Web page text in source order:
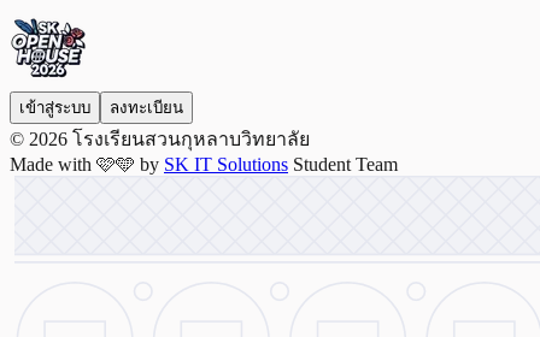
เข้าสู่ระบบ ลงทะเบียน
© 2026 โรงเรียนสวนกุหลาบวิทยาลัย
Made with 🩷🩵 by SK IT Solutions Student Team